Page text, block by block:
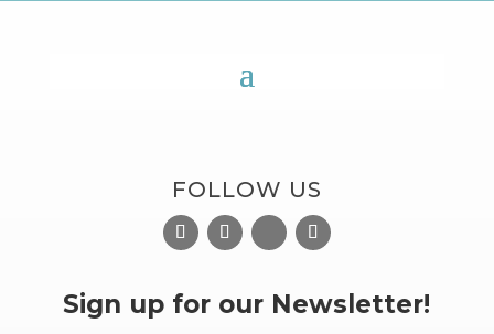
FOLLOW US
Sign up for our Newsletter!